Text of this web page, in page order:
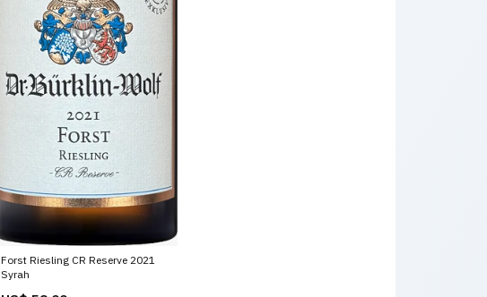
Forst Riesling CR Reserve 2021
Syrah